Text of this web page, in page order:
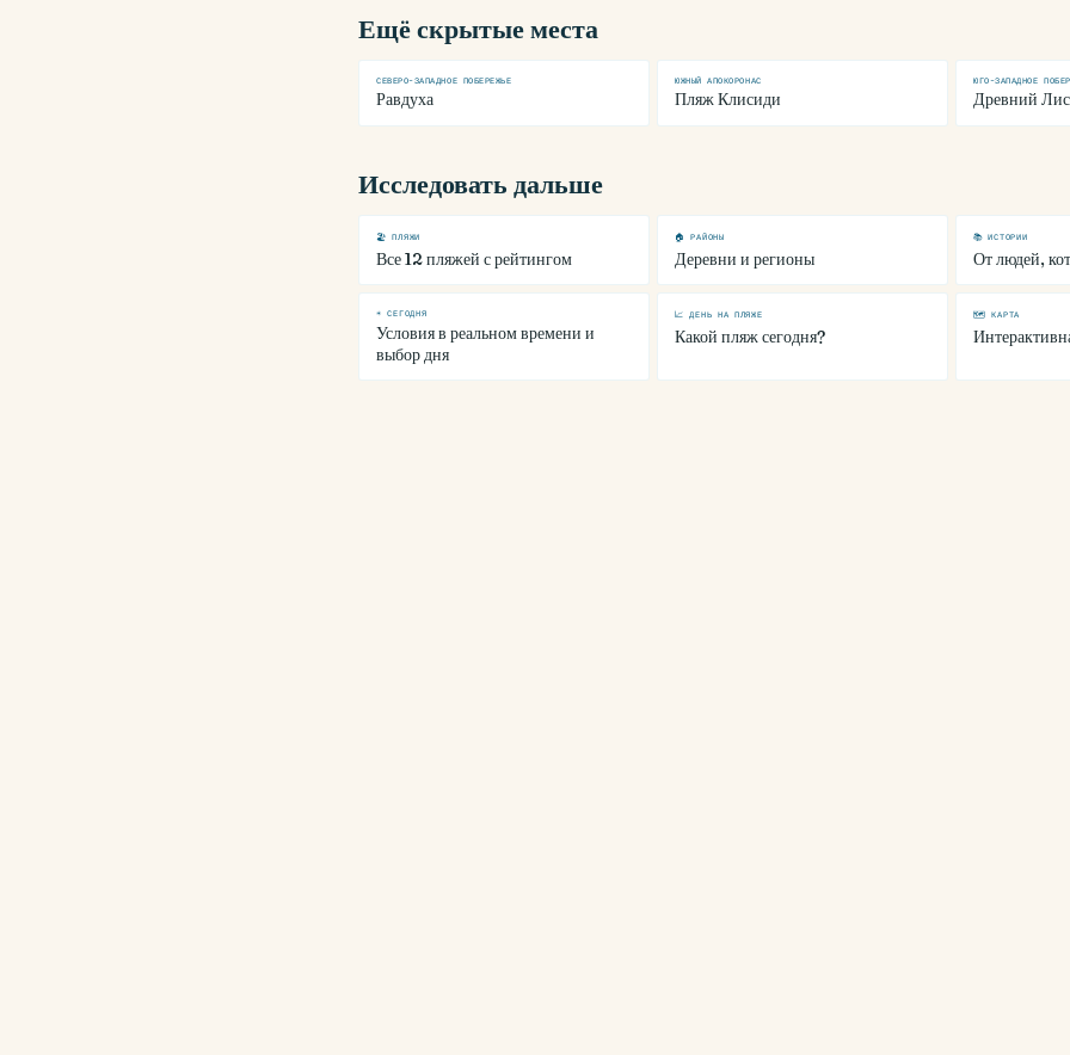
Ещё скрытые места
СЕВЕРО-ЗАПАДНОЕ ПОБЕРЕЖЬЕ
Равдуха
ЮЖНЫЙ АПОКОРОНАС
Пляж Клисиди
ЮГО-ЗАПАДНОЕ
Древний
Исследовать дальше
🏖 ПЛЯЖИ
Все 12 пляжей с рейтингом
🏠 РАЙОНЫ
Деревни и регионы
📚 ИСТОРИИ
От людей,
☀ СЕГОДНЯ
Условия в реальном времени и
выбор дня
📈 ДЕНЬ НА ПЛЯЖЕ
Какой пляж сегодня?
🗺 КАРТА